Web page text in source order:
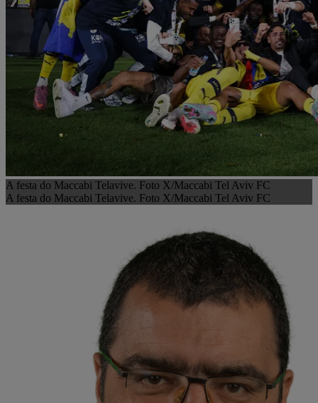
A festa do Maccabi Telavive. Foto X/Maccabi Tel Aviv FC
A festa do Maccabi Telavive. Foto X/Maccabi Tel Aviv FC